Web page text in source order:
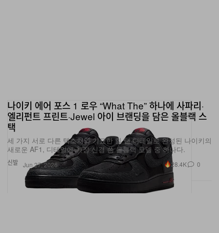
신발
나이키 에어 포스 1 로우 “What The” 하나에 사파리·
엘리펀트 프린트·Jewel 아이 브랜딩을 담은 올블랙 스
택
세 가지 서로 다른 텍스처와 기묘한 힐 탭 디테일로 완성된 나이키의
새로운 AF1, 디테일에 가장 신경 쓴 올블랙 모델 중 하나다.
Jun 27, 2026 28.4K 0